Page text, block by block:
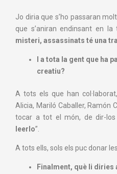
Jo diria que s’ho passaran
que s’aniran endinsant en
misteri, assassinats té una
I a tota la gent que ha
creatiu?
A tots els que han
Alicia, Mariló Caballer, Ramón
tocar a tot el món, de dir-los
leerlo”.
A tots ells, sols els puc donar
Finalment, què li diries